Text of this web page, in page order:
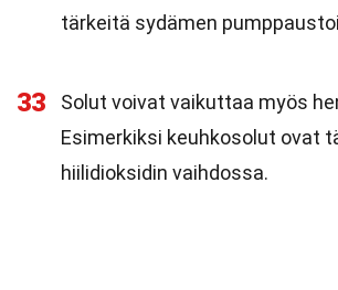
tärkeitä sydämen
33
Solut voivat vaikuttaa myös
Esimerkiksi keuhkosolut ovat
hiilidioksidin vaihdossa.